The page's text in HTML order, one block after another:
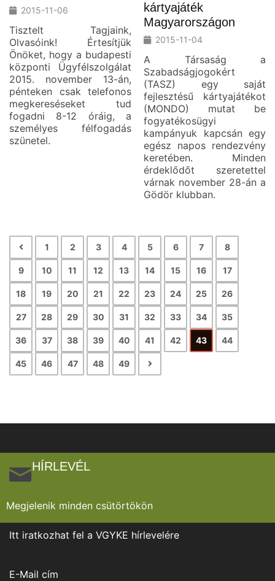
2015-11-06
Tisztelt Tagjaink,
Olvasóink! Értesítjük
Önöket, hogy a budapesti
központi Ügyfélszolgálat
2015. november 13-án,
pénteken csak telefonos
megkereséseket tud
fogadni 8-12 óráig, a
személyes félfogadás
szünetel.
kártyajáték
Magyarországon
2015-11-04
A Társaság a
Szabadságjogokért
(TASZ) egy saját
fejlesztésű kártyajátékot
(MONDO) mutat be
fogyatékosügyi
kampányuk kapcsán egy
egész napos rendezvény
keretében. Minden
érdeklődőt szeretettel
várnak november 28-án a
Gödör klubban.
1 2 3 4 5 6 7 8
9 10 11 12 13 14 15 16 17
18 19 20 21 22 23 24 25 26
27 28 29 30 31 32 33 34 35
36 37 38 39 40 41 42 43 44
45 46 47 48 49
HÍRLEVÉL
Megjelenik minden csütörtökön
Itt iratkozhat fel a VGYKE hírlevelére
E-Mail cím